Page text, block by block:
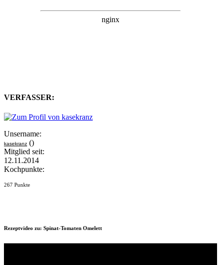
VERFASSER:
Unsername:
kasekranz ()
Mitglied seit:
12.11.2014
Kochpunkte:
267 Punkte
Rezeptvideo zu: Spinat-Tomaten Omelett